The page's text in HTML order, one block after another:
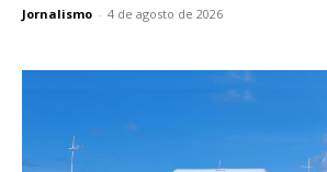
Jornalismo - 4 de agosto de 2026